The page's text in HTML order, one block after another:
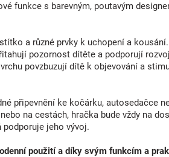
funkce s barevným, poutavým
a různé prvky k uchopení a kousání.
pozornost dítěte a podporují
povzbuzují dítě k objevování a
připevnění ke kočárku, autosedačce
na cestách, hračka bude vždy na
jeho vývoj.
použití a díky svým funkcím a